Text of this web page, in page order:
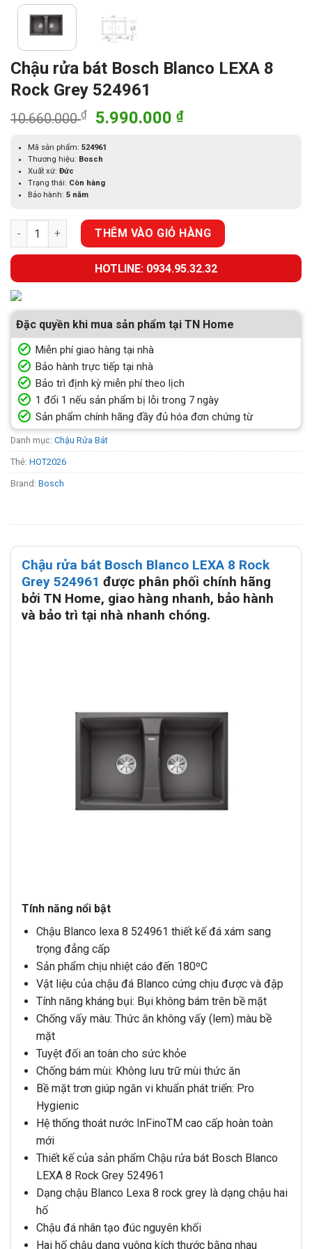
Chậu rửa bát Bosch Blanco LEXA 8
Rock Grey 524961
10.660.000₫
Giá
là:
10.660.000 ₫.
5.990.000 ₫Giá
Mã sản phẩm: 524961
Thương hiệu: Bosch
Xuất xứ: Đức
Trạng thái: Còn hàng
Bảo hành: 5 năm
Chậu rửa bát Bosch Blanco LEXA 8 Rock Grey 524961 số lượng
THÊM VÀO GIỎ HÀNG
HOTLINE: 0934.95.32.32
Đặc quyền khi mua sản phẩm tại TN Home
Miễn phí giao hàng tại nhà
Bảo hành trực tiếp tại nhà
Bảo trì định kỳ miễn phí theo lịch
1 đổi 1 nếu sản phẩm bị lỗi trong 7 ngày
Sản phẩm chính hãng đầy đủ hóa đơn chứng từ
Danh mục: Chậu Rửa Bát
Thẻ: HOT2026
Brand: Bosch
Chậu rửa bát Bosch Blanco LEXA 8 Rock
Grey 524961 được phân phối chính hãng
bởi TN Home, giao hàng nhanh, bảo hành
và bảo trì tại nhà nhanh chóng.
Tính năng nổi bật
Chậu Blanco lexa 8 524961 thiết kế đá xám sang
trọng đẳng cấp
Sản phẩm chịu nhiệt cáo đến 180ºC
Vật liệu của chậu đá Blanco cứng chịu được và đập
Tính năng kháng bụi: Bụi không bám trên bề mặt
Chống vấy màu: Thức ăn không vấy (lem) màu bề
mặt
Tuyệt đối an toàn cho sức khỏe
Chống bám mùi: Không lưu trữ mùi thức ăn
Bề mặt trơn giúp ngăn vi khuẩn phát triển: Pro
Hygienic
Hệ thống thoát nước InFinoTM cao cấp hoàn toàn
mới
Thiết kế của sản phẩm Chậu rửa bát Bosch Blanco
LEXA 8 Rock Grey 524961
Dạng chậu Blanco Lexa 8 rock grey là dạng chậu hai
hố
Chậu đá nhân tạo đúc nguyên khối
Hai hố chậu dạng vuông kích thước bằng nhau